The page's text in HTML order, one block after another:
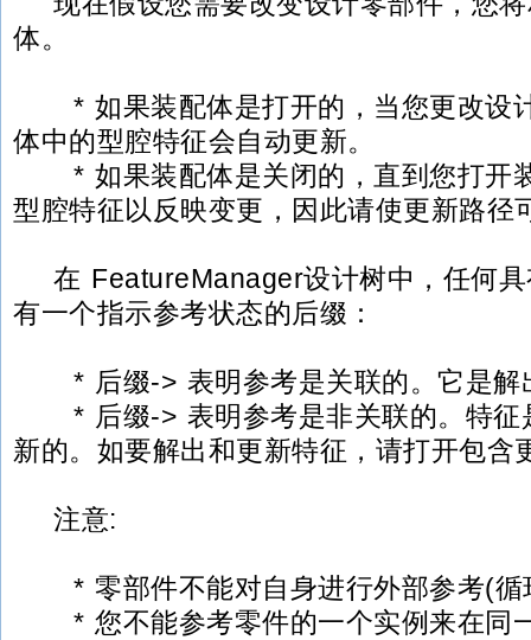
体。
* 如果装配体是打开的，当您更改设
体中的型腔特征会自动更新。
* 如果装配体是关闭的，直到您打开
型腔特征以反映变更，因此请使更新路径
在 FeatureManager设计树中，任何具
有一个指示参考状态的后缀：
* 后缀-> 表明参考是关联的。它是解
* 后缀-> 表明参考是非关联的。特征
新的。如要解出和更新特征，请打开包含
注意:
* 零部件不能对自身进行外部参考(循
* 您不能参考零件的一个实例来在同